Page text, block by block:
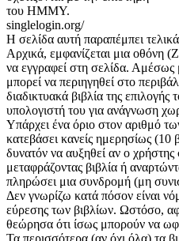
του ΗΜΜΥ.
singlelogin.org/
Η σελίδα αυτή παραπέμπει
Αρχικά, εμφανίζεται μια οθόνη
να εγγραφεί στη σελίδα. Αμέσως
μπορεί να περιηγηθεί στο
διαδικτυακά βιβλία της
υπολογιστή του για ανάγνωση
Υπάρχει ένα όριο στον αριθμό
κατεβάσει κανείς ημερησίως (10
δυνατόν να αυξηθεί αν ο χρήστης
μεταφράζοντας βιβλία ή
πληρώσει μια συνδρομή (μη
Δεν γνωρίζω κατά πόσον είναι
εύρεσης των βιβλίων. Ωστόσο,
θεώρησα ότι ίσως μπορούν να
Τα περισσότερα (αν όχι όλα) τα